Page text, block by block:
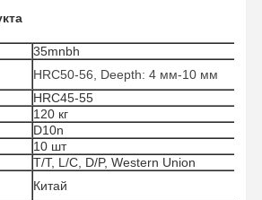
Запрос
35mnbh
HRC50-56, Deepth: 4 мм-10 мм
HRC45-55
120 кг
D10n
10 шт
T/T, L/C, D/P, Western Union
Китай